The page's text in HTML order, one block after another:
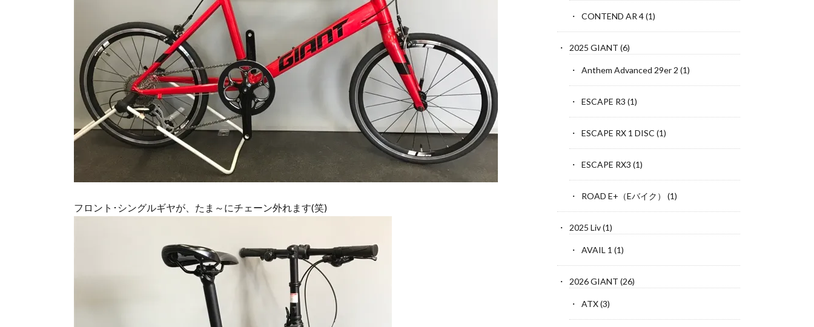
フロント･シングルギヤが、たま～にチェーン外れます(笑)
CONTEND AR 4(1)
2025 GIANT (6)
Anthem Advanced 29er 2 (1)
ESCAPE R3 (1)
ESCAPE RX 1 DISC (1)
ESCAPE RX3 (1)
ROAD E+（Eバイク） (1)
2025 Liv(1)
AVAIL 1 (1)
2026 GIANT (26)
ATX(3)